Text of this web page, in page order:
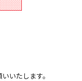
いたします。